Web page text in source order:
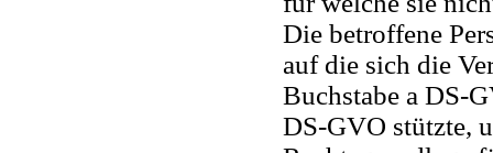
Die betroffene
auf die sich die
Buchstabe a DS-
DS-GVO stützte,